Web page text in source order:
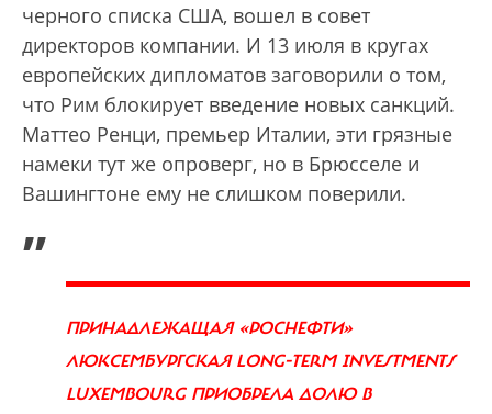
черного списка США, вошел в совет
директоров компании. И 13 июля в кругах
европейских дипломатов заговорили о том,
что Рим блокирует введение новых санкций.
Маттео Ренци, премьер Италии, эти грязные
намеки тут же опроверг, но в Брюсселе и
Вашингтоне ему не слишком поверили.
„
ПРИНАДЛЕЖАЩАЯ «РОСНЕФТИ»
ЛЮКСЕМБУРГСКАЯ LONG-TERM INVESTMENTS
LUXEMBOURG ПРИОБРЕЛА ДОЛЮ В